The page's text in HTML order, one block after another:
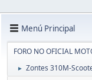
Menú Principal
FORO NO OFICIAL
► Zontes 310M-